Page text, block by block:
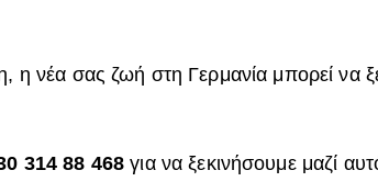
νέα σας ζωή στη Γερμανία μπορεί να
314 88 468 για να ξεκινήσουμε μαζί